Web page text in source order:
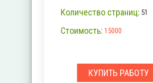
Количество страниц: 51
Стоимость: 15000
КУПИТЬ РАБОТУ